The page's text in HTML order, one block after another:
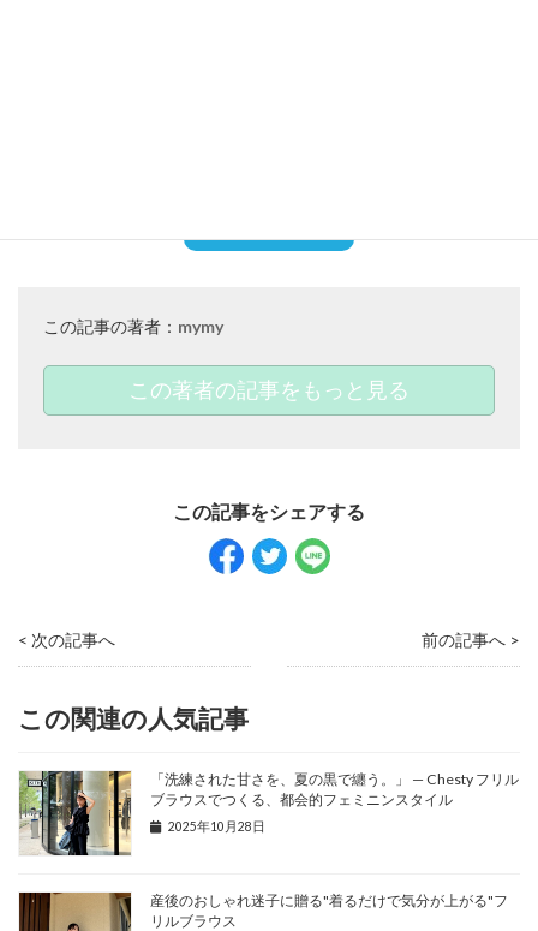
この記事の著者： mymy
この著者の記事をもっと見る
< 次の記事へ 前の記事へ >
この関連の人気記事
「洗練された甘さを、夏の黒で纏う。」 — Chesty フリル
ブラウスでつくる、都会的フェミニンスタイル
2025年10月28日
産後のおしゃれ迷子に贈る"着るだけで気分が上がる"フ
リルブラウス